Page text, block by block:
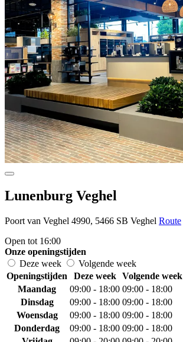
Lunenburg Veghel
Poort van Veghel 4990, 5466 SB Veghel Route
Open tot 16:00
Onze openingstijden
Deze week
Volgende week
Openingstijden
Deze week
Volgende week
Maandag
09:00 - 18:00 09:00 - 18:00
Dinsdag
09:00 - 18:00 09:00 - 18:00
Woensdag
09:00 - 18:00 09:00 - 18:00
Donderdag
09:00 - 18:00 09:00 - 18:00